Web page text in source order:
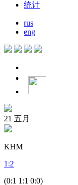
统计
rus
eng
21 五月
KHM
1 :2
(0:1 1:1 0:0)